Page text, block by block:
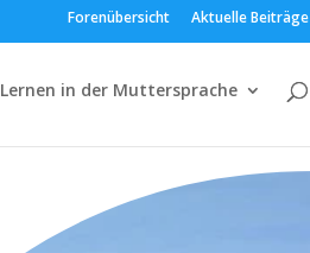
Forenübersicht Aktuelle Beiträge
Lernen in der Muttersprache